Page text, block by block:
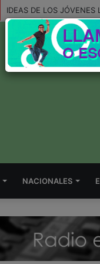
IDEAS DE LOS JÓVENES
NACIONALES